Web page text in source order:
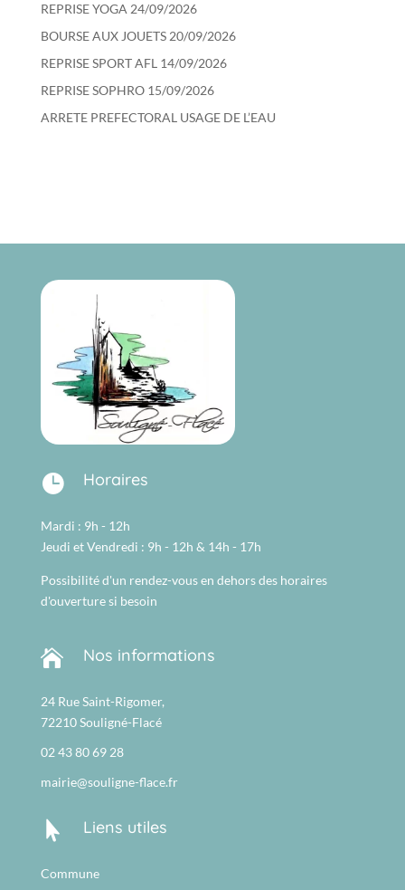
REPRISE YOGA 24/09/2026
BOURSE AUX JOUETS 20/09/2026
REPRISE SPORT AFL 14/09/2026
REPRISE SOPHRO 15/09/2026
ARRETE PREFECTORAL USAGE DE L’EAU
 Horaires
Mardi : 9h - 12h
Jeudi et Vendredi : 9h - 12h & 14h - 17h
Possibilité d'un rendez-vous en dehors des horaires
d'ouverture si besoin
 Nos informations
24 Rue Saint-Rigomer,
72210 Souligné-Flacé
02 43 80 69 28
mairie@souligne-flace.fr
 Liens utiles
Commune